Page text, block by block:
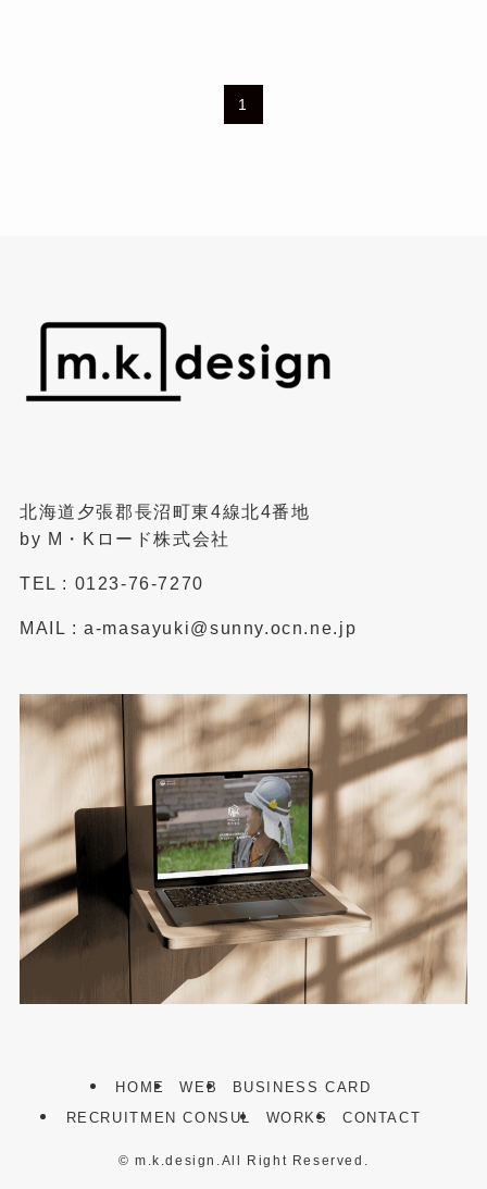
1
北海道夕張郡長沼町東4線北4番地
by M・Kロード株式会社
TEL : 0123-76-7270
MAIL : a-masayuki@sunny.ocn.ne.jp
HOME WEB
BUSINESS CARD
RECRUITMEN CONSUL
WORKS CONTACT
© m.k.design.All Right Reserved.